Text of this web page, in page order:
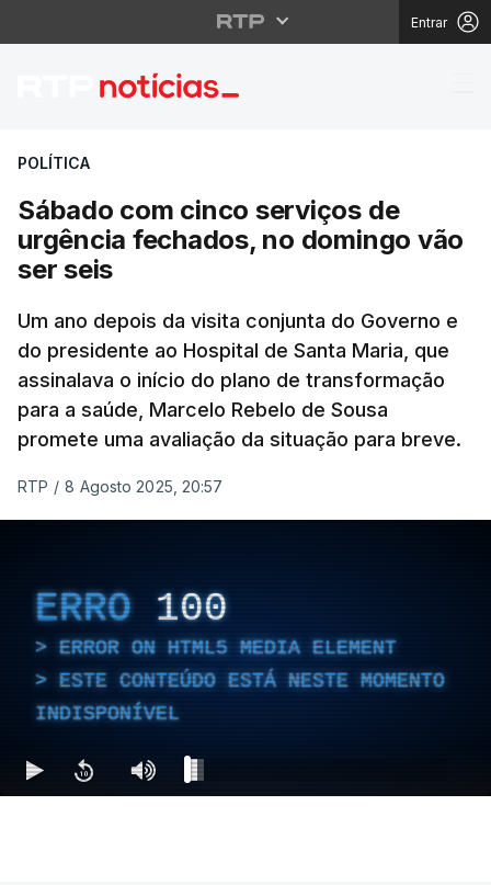
Entrar
Sábado com cinco
POLÍTICA
Sábado com cinco serviços de
urgência fechados, no domingo vão
ser seis
Um ano depois da visita conjunta do Governo e
do presidente ao Hospital de Santa Maria, que
assinalava o início do plano de transformação
para a saúde, Marcelo Rebelo de Sousa
promete uma avaliação da situação para breve.
RTP / 8 Agosto 2025, 20:57
ERRO 100
ERROR ON HTML5 MEDIA ELEMENT
ESTE CONTEÚDO ESTÁ NESTE MOMENTO
INDISPONÍVEL